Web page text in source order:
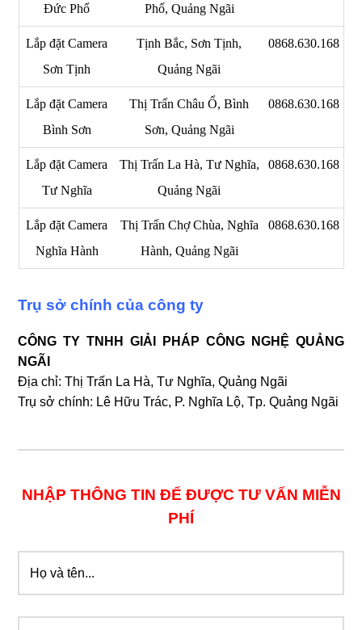
Đức Phổ
Phổ, Quảng Ngãi
Lắp đặt Camera
Sơn Tịnh
Tịnh Bắc, Sơn Tịnh,
Quảng Ngãi
0868.630.168
Lắp đặt Camera
Bình Sơn
Thị Trấn Châu Ổ, Bình
Sơn, Quảng Ngãi
0868.630.168
Lắp đặt Camera
Tư Nghĩa
Thị Trấn La Hà, Tư Nghĩa,
Quảng Ngãi
0868.630.168
Lắp đặt Camera
Nghĩa Hành
Thị Trấn Chợ Chùa, Nghĩa
Hành, Quảng Ngãi
0868.630.168
Trụ sở chính của công ty
CÔNG TY TNHH GIẢI PHÁP CÔNG NGHỆ QUẢNG
NGÃI
Địa chỉ: Thị Trấn La Hà, Tư Nghĩa, Quảng Ngãi
Trụ sở chính: Lê Hữu Trác, P. Nghĩa Lộ, Tp. Quảng Ngãi
NHẬP THÔNG TIN ĐỂ ĐƯỢC TƯ VẤN MIỄN
PHÍ